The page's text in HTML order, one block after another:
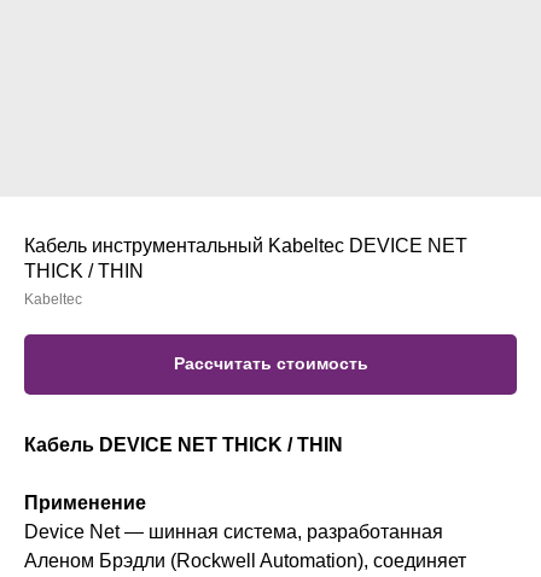
Кабель инструментальный Kabeltec DEVICE NET
THICK / THIN
Kabeltec
Рассчитать стоимость
Кабель DEVICE NET THICK / THIN
Применение
Device Net — шинная система, разработанная
Аленом Брэдли (Rockwell Automation), соединяет